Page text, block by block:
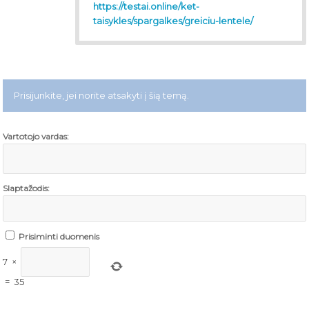
https://testai.online/ket-
taisykles/spargalkes/greiciu-lentele/
Prisijunkite, jei norite atsakyti į šią temą.
Vartotojo vardas:
Slaptažodis:
Prisiminti duomenis
7 ×
= 35